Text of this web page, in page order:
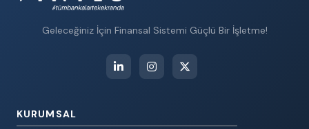
Geleceğiniz İçin Finansal Sistemi Güçlü Bir İşletme!
KURUMSAL